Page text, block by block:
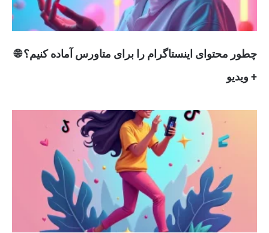
چطور محتوای اینستاگرام را برای متاورس آماده کنیم؟ 🌐
+ ویدیو